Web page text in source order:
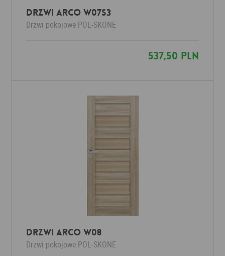
Drzwi Arco W07S3
Drzwi pokojowe POL-SKONE
537,50 PLN
Drzwi Arco W08
Drzwi pokojowe POL-SKONE